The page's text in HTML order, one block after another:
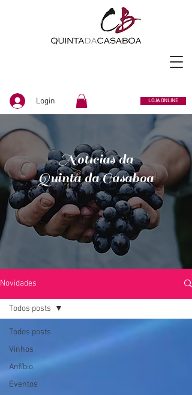
Login LOJA ONLINE
Notícias da
Quinta da Casaboa
Novidades
Todos posts
Vinhos
Anfíbio
Eventos
Todos posts